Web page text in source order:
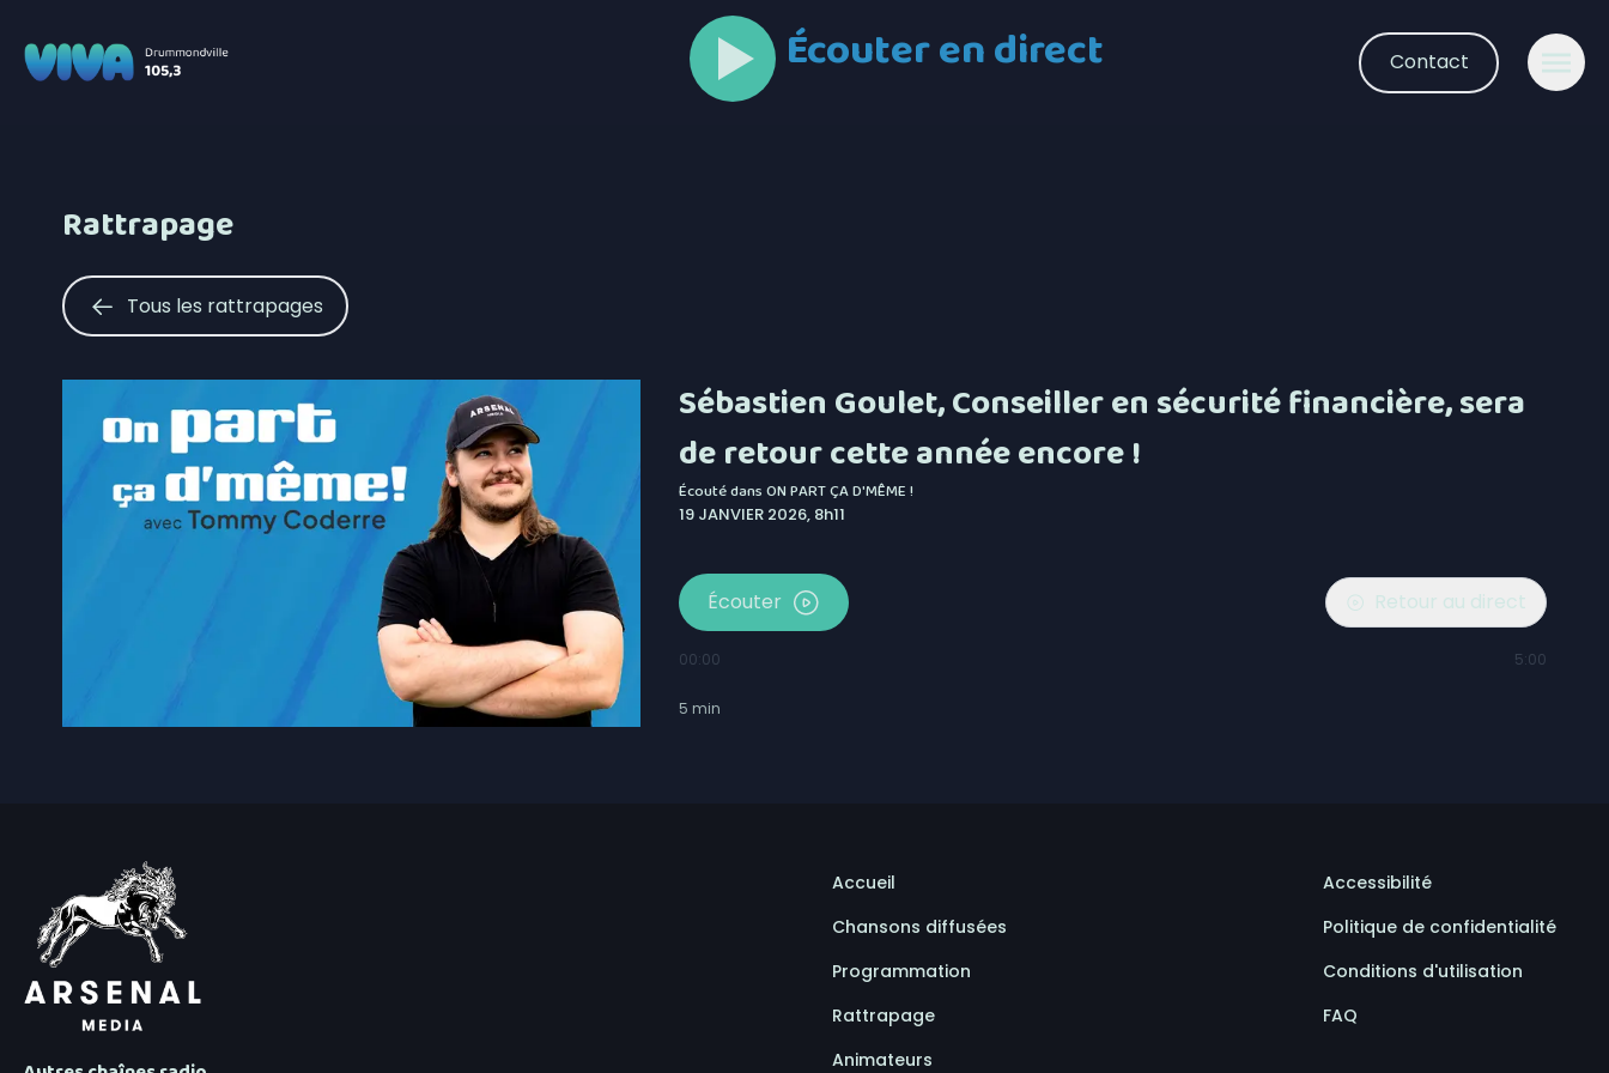
Écouter en direct Contact
Rattrapage
Tous les rattrapages
Sébastien Goulet, Conseiller en sécurité financière, sera
de retour cette année encore !
Écouté dansON PART ÇA D'MÊME !
19 JANVIER 2026, 8h11
Écouter Retour au direct
00:00 5:00
5 min
Accueil
Chansons diffusées
Programmation
Rattrapage
Animateurs
Accessibilité
Politique de confidentialité
Conditions d'utilisation
FAQ